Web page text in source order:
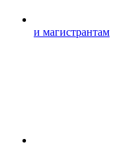
и магистрантам